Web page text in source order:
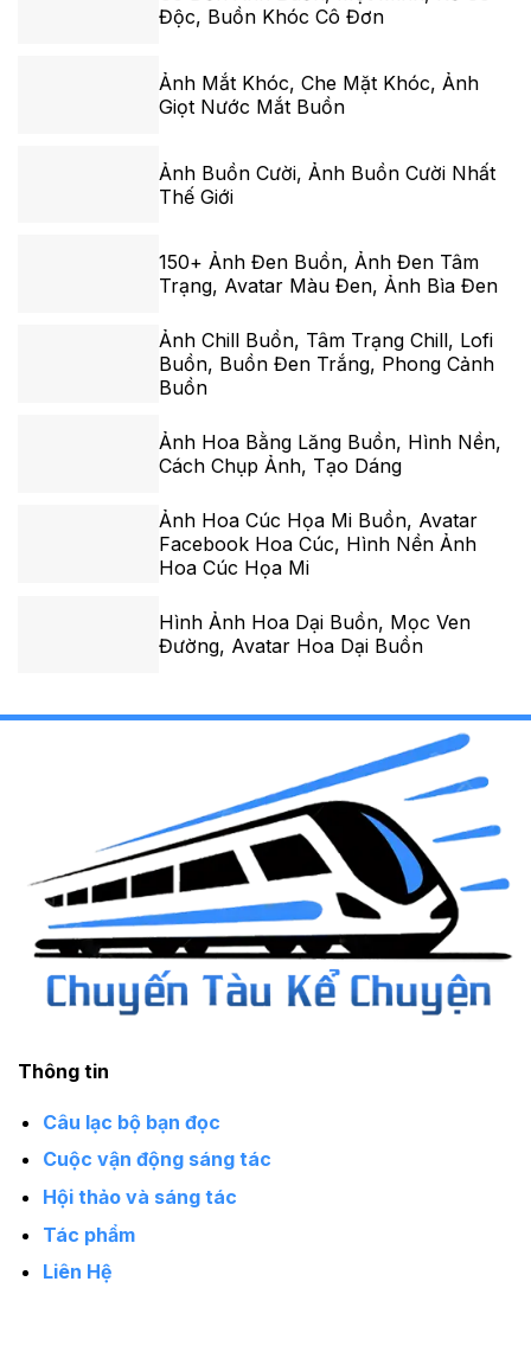
Độc, Buồn Khóc Cô Đơn
Ảnh Mắt Khóc, Che Mặt Khóc, Ảnh
Giọt Nước Mắt Buồn
Ảnh Buồn Cười, Ảnh Buồn Cười Nhất
Thế Giới
150+ Ảnh Đen Buồn, Ảnh Đen Tâm
Trạng, Avatar Màu Đen, Ảnh Bìa Đen
Ảnh Chill Buồn, Tâm Trạng Chill, Lofi
Buồn, Buồn Đen Trắng, Phong Cảnh
Buồn
Ảnh Hoa Bằng Lăng Buồn, Hình Nền,
Cách Chụp Ảnh, Tạo Dáng
Ảnh Hoa Cúc Họa Mi Buồn, Avatar
Facebook Hoa Cúc, Hình Nền Ảnh
Hoa Cúc Họa Mi
Hình Ảnh Hoa Dại Buồn, Mọc Ven
Đường, Avatar Hoa Dại Buồn
Thông tin
Câu lạc bộ bạn đọc
Cuộc vận động sáng tác
Hội thảo và sáng tác
Tác phẩm
Liên Hệ